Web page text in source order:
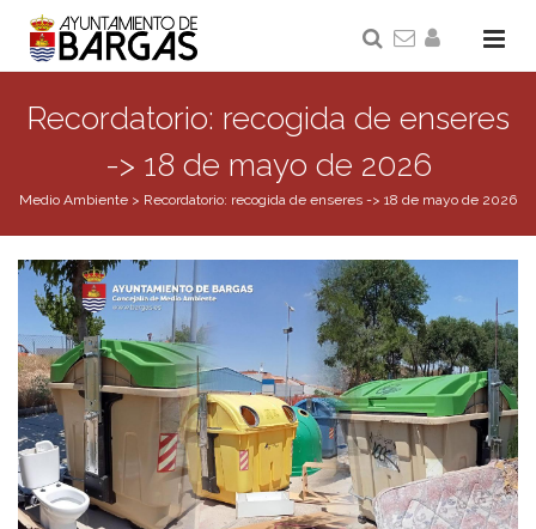
Recordatorio: recogida de enseres
-> 18 de mayo de 2026
Medio Ambiente > Recordatorio: recogida de enseres -> 18 de mayo de 2026